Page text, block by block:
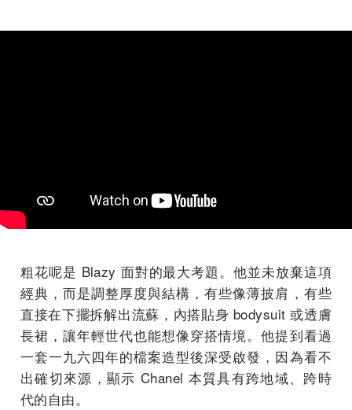
粗花呢是 Blazy 面對的最大考題。他並未放棄這項
經典，而是調整厚度與結構，有些像薄披肩，有些
直接在下擺拆解出流蘇，內搭貼身 bodysuit 或透膚
長裙，讓年輕世代也能想像穿搭情境。他提到看過
一套一九六四年的檔案造型後深受啟發，因為看不
出確切來源，顯示 Chanel 本質具有跨地域、跨時
代的自由。